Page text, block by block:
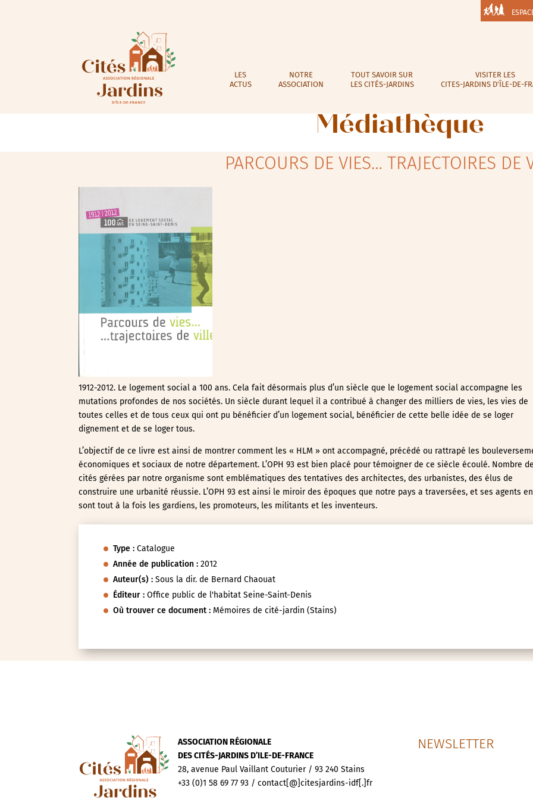
LES
ACTUS
NOTRE
ASSOCIATION
TOUT SAVOIR SUR
LES CITÉS-JARDINS
VISITER LES
CITES-JARDINS D’ÎLE-DE-
Médiathèque
PARCOURS DE VIES… TRAJECTOIRES DE
1912-2012. Le logement social a 100 ans. Cela fait désormais plus d’un siècle que le logement social accompagne les
mutations profondes de nos sociétés. Un siècle durant lequel il a contribué à changer des milliers de vies, les vies de
toutes celles et de tous ceux qui ont pu bénéficier d’un logement social, bénéficier de cette belle idée de se loger
dignement et de se loger tous.
L’objectif de ce livre est ainsi de montrer comment les « HLM » ont accompagné, précédé ou rattrapé les
économiques et sociaux de notre département. L’OPH 93 est bien placé pour témoigner de ce siècle écoulé. Nombre
cités gérées par notre organisme sont emblématiques des tentatives des architectes, des urbanistes, des élus de
construire une urbanité réussie. L’OPH 93 est ainsi le miroir des époques que notre pays a traversées, et ses agents en
sont tout à la fois les gardiens, les promoteurs, les militants et les inventeurs.
Type : Catalogue
Année de publication : 2012
Auteur(s) : Sous la dir. de Bernard Chaouat
Éditeur : Office public de l'habitat Seine-Saint-Denis
Où trouver ce document : Mémoires de cité-jardin (Stains)
ASSOCIATION RÉGIONALE
DES CITÉS-JARDINS D’ILE-DE-FRANCE
28, avenue Paul Vaillant Couturier / 93 240 Stains
+33 (0)1 58 69 77 93 / contact[@]citesjardins-idf[.]fr
NEWSLETTER